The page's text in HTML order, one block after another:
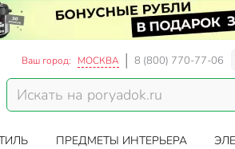
Ваш город: МОСКВА 8 (800) 770-77-06
ПРЕДМЕТЫ ИНТЕРЬЕРА